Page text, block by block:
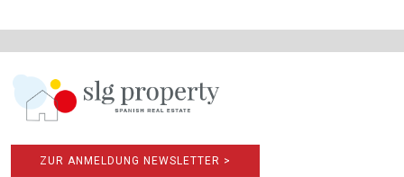
ZUR ANMELDUNG NEWSLETTER >